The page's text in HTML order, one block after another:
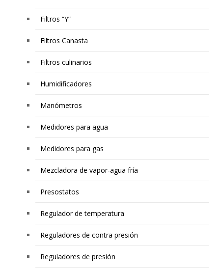
Filtros “Y”
Filtros Canasta
Filtros culinarios
Humidificadores
Manómetros
Medidores para agua
Medidores para gas
Mezcladora de vapor-agua fría
Presostatos
Regulador de temperatura
Reguladores de contra presión
Reguladores de presión